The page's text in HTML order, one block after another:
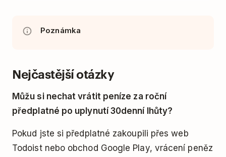
Poznámka
Nejčastější otázky
Můžu si nechat vrátit peníze za roční
předplatné po uplynutí 30denní lhůty?
Pokud jste si předplatné zakoupili přes web
Todoist nebo obchod Google Play, vrácení peněz